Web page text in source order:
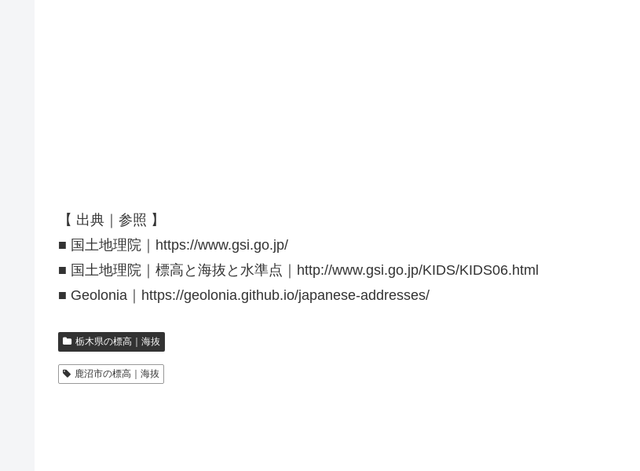
【 出典｜参照 】
■ 国土地理院｜https://www.gsi.go.jp/
■ 国土地理院｜標高と海抜と水準点｜http://www.gsi.go.jp/KIDS/KIDS06.html
■ Geolonia｜https://geolonia.github.io/japanese-addresses/
栃木県の標高｜海抜
鹿沼市の標高｜海抜